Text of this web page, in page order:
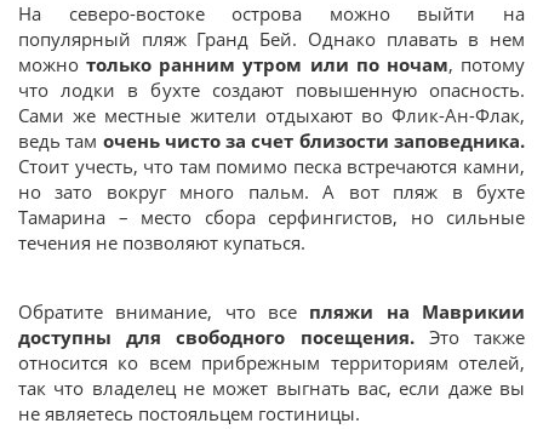
На северо-востоке острова можно выйти на
популярный пляж Гранд Бей. Однако плавать в нем
можнотолько ранним утром или по ночам, потому
что лодки в бухте создают повышенную опасность.
Сами же местные жители отдыхают во Флик-Ан-Флак,
ведь там очень чисто за счет близости заповедника.
Стоит учесть, что там помимо песка встречаются камни,
но зато вокруг много пальм. А вот пляж в бухте
Тамарина – место сбора серфингистов, но сильные
течения не позволяют купаться.
Обратите внимание, что все пляжи на Маврикии
доступны для свободного посещения.Это также
относится ко всем прибрежным территориям отелей,
так что владелец не может выгнать вас, если даже вы
не являетесь постояльцем гостиницы.